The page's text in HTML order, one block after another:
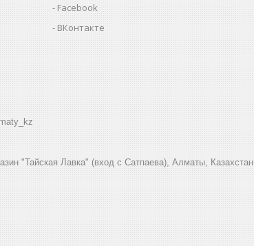
Facebook
ВКонтакте
"Тайская Лавка" (вход с Сатпаева), Алматы, Казахстан